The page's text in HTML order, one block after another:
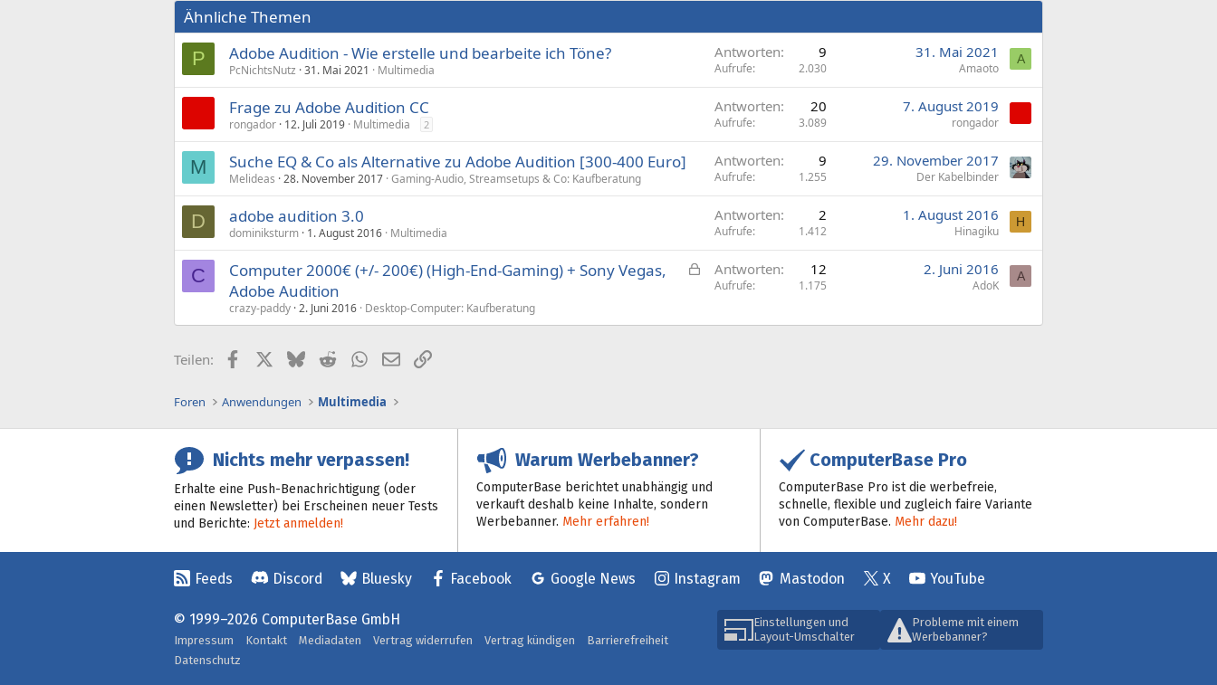
Ähnliche Themen
P Adobe Audition - Wie erstelle und bearbeite ich Töne?
PcNichtsNutz 31. Mai 2021 Multimedia
Antworten 9
Aufrufe 2.030
31. Mai 2021
Amaoto
A
Frage zu Adobe Audition CC
rongador 12. Juli 2019 Multimedia 2
Antworten 20
Aufrufe 3.089
7. August 2019
rongador
M Suche EQ & Co als Alternative zu Adobe Audition [300-400 Euro]
Melideas 28. November 2017 Gaming-Audio, Streamsetups & Co: Kaufberatung
Antworten 9
Aufrufe 1.255
29. November 2017
Der Kabelbinder
D adobe audition 3.0
dominiksturm 1. August 2016 Multimedia
Antworten 2
Aufrufe 1.412
1. August 2016
Hinagiku
H
C
G
p
Computer 2000€ (+/- 200€) (High-End-Gaming) + Sony Vegas,
Adobe Audition
crazy-paddy 2. Juni 2016 Desktop-Computer: Kaufberatung
Antworten 12
Aufrufe 1.175
2. Juni 2016
AdoK
A
Teilen: FacebookX (Twitter)
BlueskyRedditWhatsApp
E-MailLink
Foren Anwendungen Multimedia
Nichts mehr verpassen!
Erhalte eine Push-Benachrichtigung (oder
einen Newsletter) bei Erscheinen neuer Tests
und Berichte: Jetzt anmelden!
Warum Werbebanner?
ComputerBase berichtet unabhängig und
verkauft deshalb keine Inhalte, sondern
Werbebanner. Mehr erfahren!
ComputerBase Pro
ComputerBase Pro ist die werbefreie,
schnelle, flexible und zugleich faire Variante
von ComputerBase. Mehr dazu!
Feeds Discord Bluesky Facebook Google News Instagram Mastodon X YouTube
Einstellungen und
Layout-Umschalter
Probleme mit einem
Werbebanner?
© 1999–2026 ComputerBase GmbH
Impressum Kontakt Mediadaten Vertrag widerrufen Vertrag kündigen
Barrierefreiheit
Datenschutz